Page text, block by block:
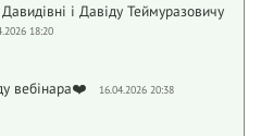
і Давіду Теймуразовичу
18:20
вебінара❤️ 16.04.2026 20:38